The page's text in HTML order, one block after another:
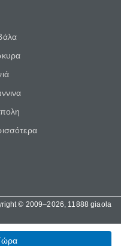
© 2009–2026, 11888 giaola